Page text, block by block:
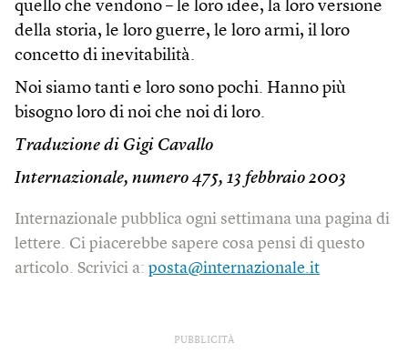
quello che vendono – le loro idee, la loro versione
della storia, le loro guerre, le loro armi, il loro
concetto di inevitabilità.
Noi siamo tanti e loro sono pochi. Hanno più
bisogno loro di noi che noi di loro.
Traduzione di Gigi Cavallo
Internazionale, numero 475, 13 febbraio 2003
Internazionale pubblica ogni settimana una pagina di
lettere. Ci piacerebbe sapere cosa pensi di questo
articolo. Scrivici a: posta@internazionale.it
PUBBLICITÀ